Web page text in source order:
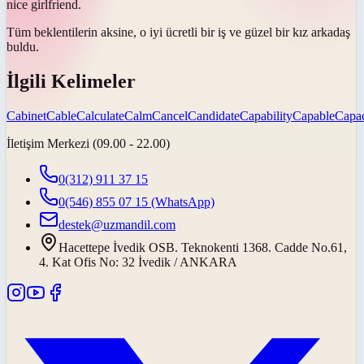
nice girlfriend.
Tüm beklentilerin aksine, o iyi ücretli bir iş ve güzel bir kız arkadaş
buldu.
İlgili Kelimeler
CabinetCableCalculateCalmCancelCandidateCapabilityCapable
İletişim Merkezi (09.00 - 22.00)
0(312) 911 37 15
0(546) 855 07 15 (WhatsApp)
destek@uzmandil.com
Hacettepe İvedik OSB. Teknokenti 1368. Cadde No.61,
4. Kat Ofis No: 32 İvedik / ANKARA